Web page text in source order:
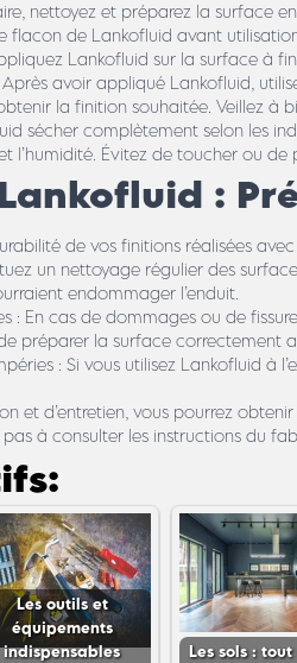
nettoyez et préparez la surface
de Lankofluid avant
Lankofluid sur la surface à
Après avoir appliqué Lankofluid,
la finition souhaitée. Veillez
sécher complètement selon les
l’humidité. Évitez de toucher ou
:
de vos finitions réalisées
un nettoyage régulier des
endommager l’enduit.
: En cas de dommages ou de
préparer la surface correctement
: Si vous utilisez Lankofluid à
et d’entretien, vous pourrez
pas à consulter les instructions du
Les outils et
équipements
indispensables
Les sols :